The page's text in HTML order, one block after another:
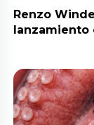
Renzo
lanzamiento